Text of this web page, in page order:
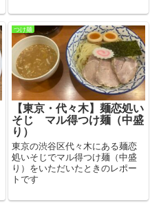
つけ麺
【東京・代々木】麺恋処い
そじ マル得つけ麺（中盛
り）
東京の渋谷区代々木にある麺恋
処いそじでマル得つけ麺（中盛
り）をいただいたときのレポー
トです